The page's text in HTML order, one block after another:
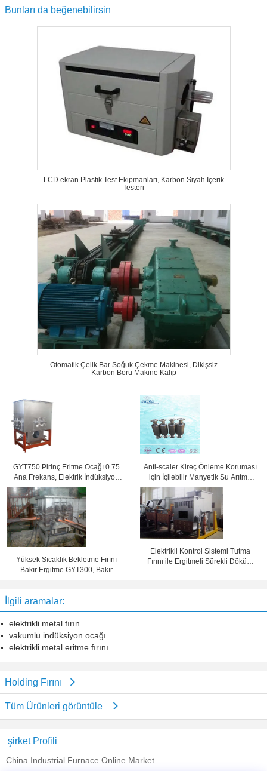
Bunları da beğenebilirsin
LCD ekran Plastik Test Ekipmanları, Karbon Siyah İçerik
Testeri
Otomatik Çelik Bar Soğuk Çekme Makinesi, Dikişsiz
Karbon Boru Makine Kalıp
GYT750 Pirinç Eritme Ocağı 0.75
Ana Frekans, Elektrik İndüksiyon
Fırınları
Anti-scaler Kireç Önleme Koruması
için İçilebilir Manyetik Su Arıtma
Cihazları
Yüksek Sıcaklık Bekletme Fırını
Bakır Ergitme GYT300, Bakır
Elektrikli Kontrol Sistemi Tutma
Fırını ile Ergitmeli Sürekli Döküm
İlgili aramalar:
elektrikli metal fırın
vakumlu indüksiyon ocağı
elektrikli metal eritme fırını
Holding Fırını
Tüm Ürünleri görüntüle
şirket Profili
China Industrial Furnace Online Market